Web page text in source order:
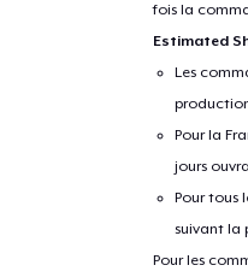
fois la
Estimated
Les
Pour la
jours
Pour tous
suivant la
Pour les